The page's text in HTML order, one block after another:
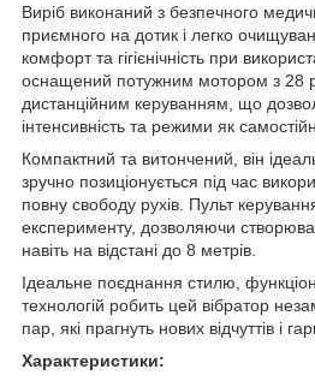
Виріб виконаний з безпечного
приємного на дотик і легко
комфорт та гігієнічність при
оснащений потужним мотором з 28
дистанційним керуванням, що
інтенсивність та режими як
Компактний та витончений, він
зручно позиціонується під час
повну свободу рухів. Пульт
експерименту, дозволяючи
навіть на відстані до 8 метрів.
Ідеальне поєднання стилю,
технологій робить цей вібратор
пар, які прагнуть нових відчуттів і
Характеристики: